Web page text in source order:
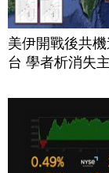
美伊開戰後共
台 學者析消失